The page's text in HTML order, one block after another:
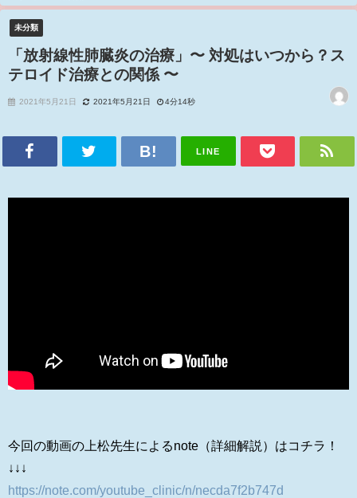
未分類
「放射線性肺臓炎の治療」〜 対処はいつから？ス
テロイド治療との関係 〜
2021年5月21日 2021年5月21日 4分14秒
LINE
今回の動画の上松先生によるnote（詳細解説）はコチラ！
↓↓↓
https://note.com/youtube_clinic/n/necda7f2b747d